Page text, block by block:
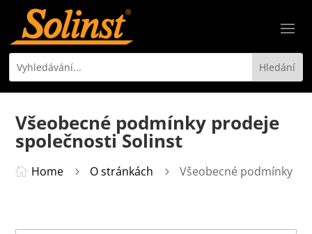
Všeobecné podmínky prodeje
společnosti Solinst
 Home 5 O stránkách 5 Všeobecné podmínky